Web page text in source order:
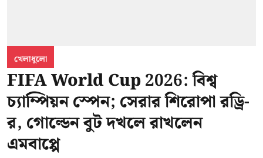
খেলাধুলো
FIFA World Cup 2026: বিশ্ব
চ্যাম্পিয়ন স্পেন; সেরার শিরোপা রড্রি-
র, গোল্ডেন বুট দখলে রাখলেন
এমবাপ্পে